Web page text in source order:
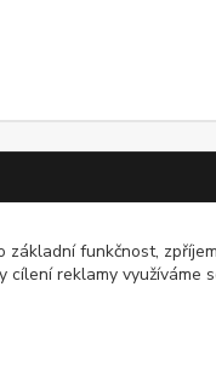
základní funkčnost,
cílení reklamy využíváme